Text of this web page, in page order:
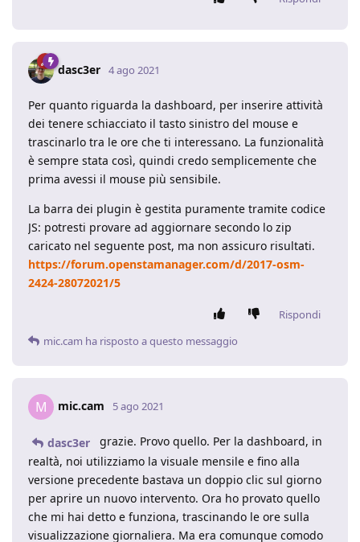
dasc3er 4 ago 2021
Per quanto riguarda la dashboard, per inserire attività
dei tenere schiacciato il tasto sinistro del mouse e
trascinarlo tra le ore che ti interessano. La funzionalità
è sempre stata così, quindi credo semplicemente che
prima avessi il mouse più sensibile.
La barra dei plugin è gestita puramente tramite codice
JS: potresti provare ad aggiornare secondo lo zip
caricato nel seguente post, ma non assicuro risultati.
https://forum.openstamanager.com/d/2017-osm-
2424-28072021/5
Rispondi
mic.cam ha risposto a questo messaggio
M mic.cam 5 ago 2021
dasc3er
grazie. Provo quello. Per la dashboard, in
realtà, noi utilizziamo la visuale mensile e fino alla
versione precedente bastava un doppio clic sul giorno
per aprire un nuovo intervento. Ora ho provato quello
che mi hai detto e funziona, trascinando le ore sulla
visualizzazione giornaliera. Ma era comunque comodo